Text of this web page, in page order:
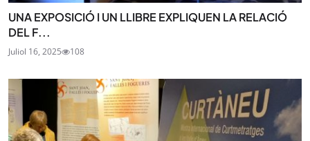
UNA EXPOSICIÓ I UN LLIBRE EXPLIQUEN LA RELACIÓ
DEL F...
Juliol 16, 2025 108